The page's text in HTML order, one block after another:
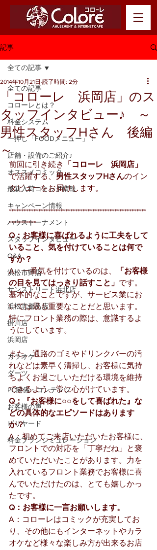
記事
全ての記事
コローレとは？
料金システム
一押し「FOODメニュー」！
店舗・設備のご紹介♪
オススメコミック
最新入荷コミック情報
キャンペーン情報
ハウストーナメント
スタッフインタビュー
Q&A
浜松市野店
サンストリート浜北店
浜松志都呂店
掛川店
浜岡店
カラオケ
ダーツ
PC関係・コンテンツ
お客様の声
ビリヤード
料金プランシミュレーション
全ての記事
「コローレ 浜岡店」のス
タッフインタビュー♪ ～
男性スタッフHさん 後編
～
2014年10月21日 読了時間: 2分
前回に引き続き
「コローレ　浜岡店」
で活躍する、 男性スタッフHさんのイン
タビューをお届けします。
********************************************************
***********
Q：お客様に喜ばれるように工夫をして
いること、気を付けていることは何で
すか？
A：一番気を付けているのは、
「お客様
の目を見てはっきり話すこと」 です。
基本的なことですが、サービス業にお
いては最も重要なことだと思います。
特にフロント業務の際は、意識するよ
うにしています。
また、通路のゴミやドリンクバーの汚
れなどは素早く清掃し、お客様に気持
ちよくお過ごしいただける環境を維持
できるよう、常に心がけています。
Q：『お客様に○○をして喜ばれた』な
どの具体的なエピソードはあります
か？
A：初めてご来店いただいたお客様に、
フロントでの対応を「丁寧だね」と褒
めていただいたことがあります。力を
入れているフロント業務でお客様に喜
んでいただけたのは、とても嬉しかっ
たです。
Q：お客様に一言お願いします。
A：コローレはコミックが充実してお
り、その他にもインターネットやカラ
オケなど様々な楽しみ方が出来るお店